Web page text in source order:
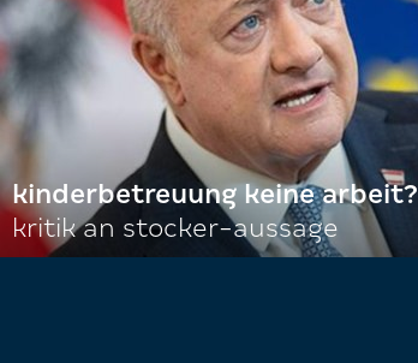
kinderbetreuung keine arbeit?
kritik an stocker-aussage